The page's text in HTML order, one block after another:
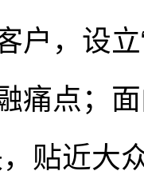
户，设
痛点；
贴近大